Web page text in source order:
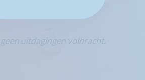
uitdagingen volbracht.